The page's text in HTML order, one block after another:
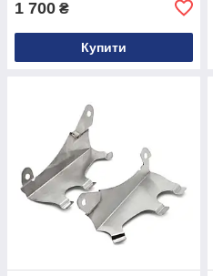
1 700 ₴
Купити